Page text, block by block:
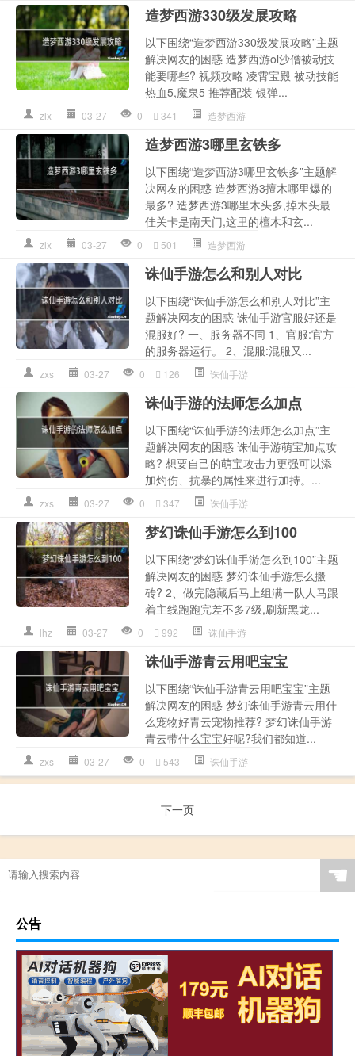
造梦西游330级发展攻略
以下围绕“造梦西游330级发展攻略”主题
解决网友的困惑 造梦西游ol沙僧被动技
能要哪些? 视频攻略 凌霄宝殿 被动技能
热血5,魔泉5 推荐配装 银弹...
zlx 03-27 0 341 造梦西游
造梦西游3哪里玄铁多
以下围绕“造梦西游3哪里玄铁多”主题解
决网友的困惑 造梦西游3擅木哪里爆的
最多? 造梦西游3哪里木头多,掉木头最
佳关卡是南天门,这里的檀木和玄...
zlx 03-27 0 501 造梦西游
诛仙手游怎么和别人对比
以下围绕“诛仙手游怎么和别人对比”主
题解决网友的困惑 诛仙手游官服好还是
混服好? 一、服务器不同 1、官服:官方
的服务器运行。 2、混服:混服又...
zxs 03-27 0 126 诛仙手游
诛仙手游的法师怎么加点
以下围绕“诛仙手游的法师怎么加点”主
题解决网友的困惑 诛仙手游萌宝加点攻
略? 想要自己的萌宝攻击力更强可以添
加灼伤、抗暴的属性来进行加持。...
zxs 03-27 0 347 诛仙手游
梦幻诛仙手游怎么到100
以下围绕“梦幻诛仙手游怎么到100”主题
解决网友的困惑 梦幻诛仙手游怎么搬
砖? 2、做完隐藏后马上组满一队人马跟
着主线跑跑完差不多7级,刷新黑龙...
lhz 03-27 0 992 诛仙手游
诛仙手游青云用吧宝宝
以下围绕“诛仙手游青云用吧宝宝”主题
解决网友的困惑 梦幻诛仙手游青云用什
么宠物好青云宠物推荐? 梦幻诛仙手游
青云带什么宝宝好呢?我们都知道...
zxs 03-27 0 543 诛仙手游
下一页
☚
公告